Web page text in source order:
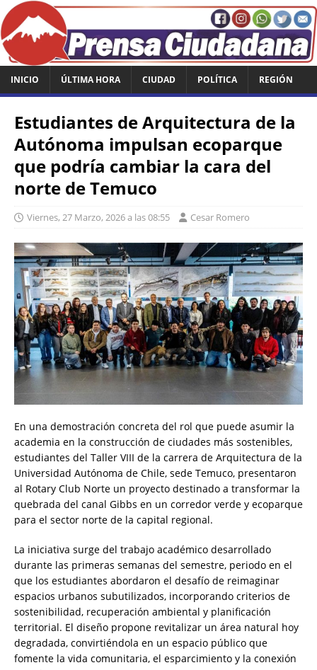
INICIO ÚLTIMA HORA CIUDAD POLÍTICA REGIÓN
Estudiantes de Arquitectura de la
Autónoma impulsan ecoparque
que podría cambiar la cara del
norte de Temuco
Viernes, 27 Marzo, 2026 a las 08:55 Cesar Romero
En una demostración concreta del rol que puede asumir la
academia en la construcción de ciudades más sostenibles,
estudiantes del Taller VIII de la carrera de Arquitectura de la
Universidad Autónoma de Chile, sede Temuco, presentaron
al Rotary Club Norte un proyecto destinado a transformar la
quebrada del canal Gibbs en un corredor verde y ecoparque
para el sector norte de la capital regional.
La iniciativa surge del trabajo académico desarrollado
durante las primeras semanas del semestre, periodo en el
que los estudiantes abordaron el desafío de reimaginar
espacios urbanos subutilizados, incorporando criterios de
sostenibilidad, recuperación ambiental y planificación
territorial. El diseño propone revitalizar un área natural hoy
degradada, convirtiéndola en un espacio público que
fomente la vida comunitaria, el esparcimiento y la conexión